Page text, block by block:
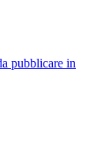
pubblicare in